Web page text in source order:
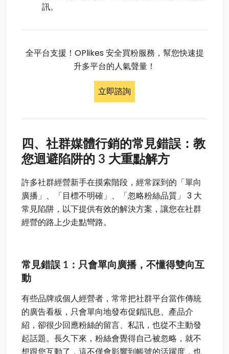
訊。
全平台支援！OPlikes 安全買粉服務，幫您快速提
升多平台的人氣聲量！
立即諮詢
四、社群媒體行銷的常見錯誤：教
您迴避陷阱的 3 大重點解方
許多社群經營新手在摸索階段，經常踩到的「單向
廣播」、「目標不明確」、「忽略粉絲品質」 3 大
常見陷阱，以下提供有效的解決方案，讓您在社群
經營的路上少走點彎路。
常見錯誤 1：只會單向廣播，不懂得雙向互
動
有些品牌或個人經營者，常常把社群平台當作傳統
的廣告看板，只會單向地發布促銷訊息、產品介
紹，卻很少回應粉絲的留言、私訊，也從不主動發
起話題。長久下來，粉絲會覺得自己被忽略，就不